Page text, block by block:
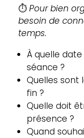
⏱Pour bien
besoin de
temps.
À quelle
séance ?
Quelles sont
fin ?
Quelle doit
présence ?
Quand